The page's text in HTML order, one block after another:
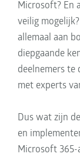
Microsoft? En
veilig
allemaal aan
diepgaande
deelnemers te
met experts
Dus wat zijn
en
Microsoft